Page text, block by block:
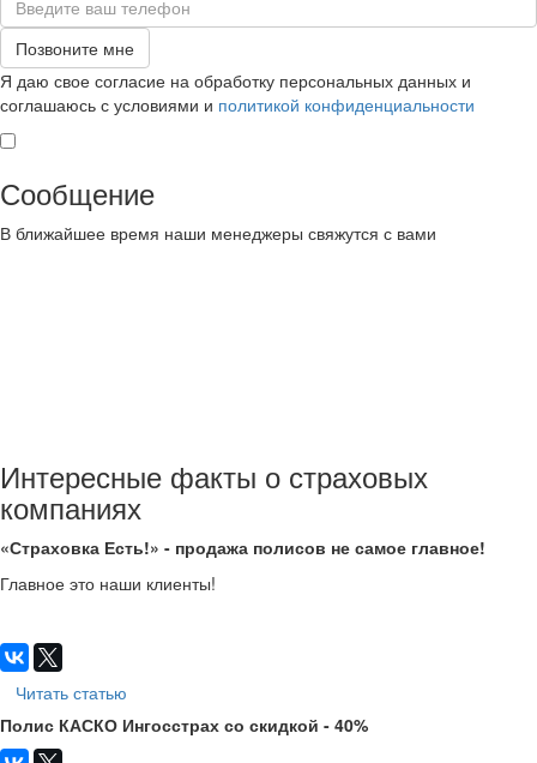
Я даю свое согласие на обработку персональных данных и
соглашаюсь с условиями и политикой конфиденциальности
Сообщение
В ближайшее время наши менеджеры свяжутся с вами
Интересные факты о страховых
компаниях
«Страховка Есть!» - продажа полисов не самое главное!
Главное это наши клиенты!
Читать статью
Полис КАСКО Ингосстрах со скидкой - 40%